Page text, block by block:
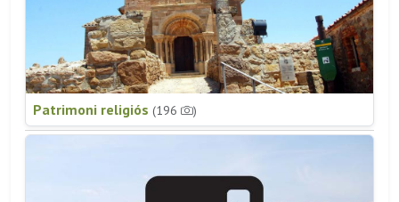
Patrimoni religiós (196 )